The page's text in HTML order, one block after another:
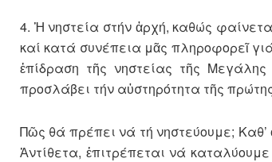
4. Ἡ νηστεία στήν ἀρχή, καθώς
καί κατά συνέπεια μᾶς πληροφορεῖ
ἐπίδραση τῆς νηστείας τῆς
προσλάβει τήν αὐστηρότητα τῆς
Πῶς θά πρέπει νά τή νηστεύουμε;
Ἀντίθετα, ἐπιτρέπεται νά